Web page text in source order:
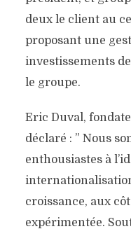
deux le client au
proposant une
investissements
le groupe.
Eric Duval,
déclaré : ” Nous
enthousiastes à
croissance, aux
expérimentée.